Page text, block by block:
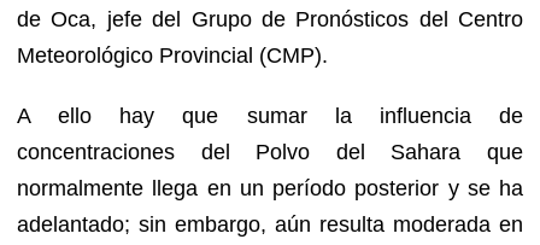
de Oca, jefe del Grupo de Pronósticos del Centro
Meteorológico Provincial (CMP).
A ello hay que sumar la influencia de
concentraciones del Polvo del Sahara que
normalmente llega en un período posterior y se ha
adelantado; sin embargo, aún resulta moderada en